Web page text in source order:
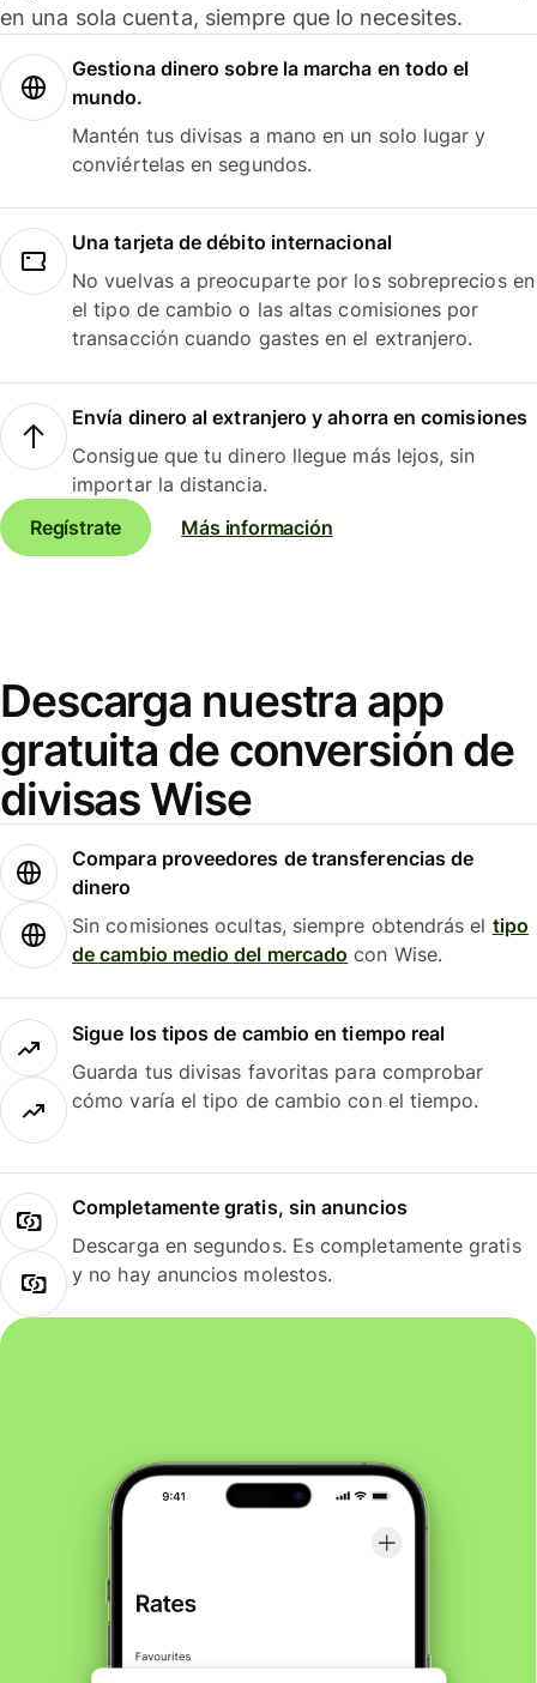
en una sola cuenta, siempre que lo necesites.
Gestiona dinero sobre la marcha en todo el
mundo.
Mantén tus divisas a mano en un solo lugar y
conviértelas en segundos.
Una tarjeta de débito internacional
No vuelvas a preocuparte por los sobreprecios en
el tipo de cambio o las altas comisiones por
transacción cuando gastes en el extranjero.
Envía dinero al extranjero y ahorra en comisiones
Consigue que tu dinero llegue más lejos, sin
importar la distancia.
Regístrate
Más información
Descarga nuestra app
gratuita de conversión de
divisas Wise
Compara proveedores de transferencias de
dinero
Sin comisiones ocultas, siempre obtendrás el tipo
de cambio medio del mercado con Wise.
Sigue los tipos de cambio en tiempo real
Guarda tus divisas favoritas para comprobar
cómo varía el tipo de cambio con el tiempo.
Completamente gratis, sin anuncios
Descarga en segundos. Es completamente gratis
y no hay anuncios molestos.